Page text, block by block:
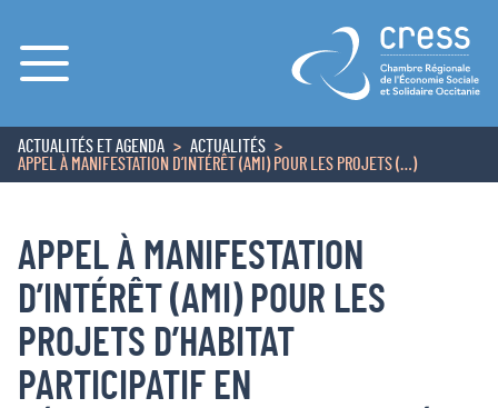
Menu
ACCUEIL
ACTUALITÉS ET AGENDA
ACTUALITÉS
APPEL À MANIFESTATION D’INTÉRÊT (AMI) POUR LES PROJETS (…)
APPEL À MANIFESTATION
D’INTÉRÊT (AMI) POUR LES
PROJETS D’HABITAT
PARTICIPATIF EN